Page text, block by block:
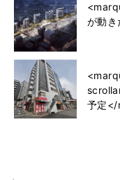
が動
予定</